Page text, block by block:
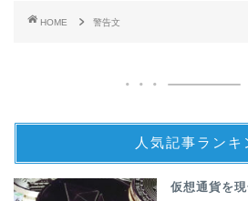
HOME 警告文
人気記事ランキ
仮想通貨を